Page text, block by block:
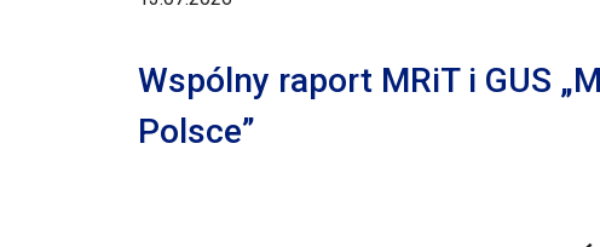
Wspólny raport MRiT i GUS
Polsce”